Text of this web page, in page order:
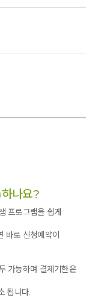
~~옹달샘올때
행해주신 선생님들~~
일정으로 바빳는데
께하였습니다.
추석 연휴에
다행입니다.
험이었습니다.
나요?
프로그램을 쉽게
바로 신청예약이
가능하며 결제기한은
됩니다.